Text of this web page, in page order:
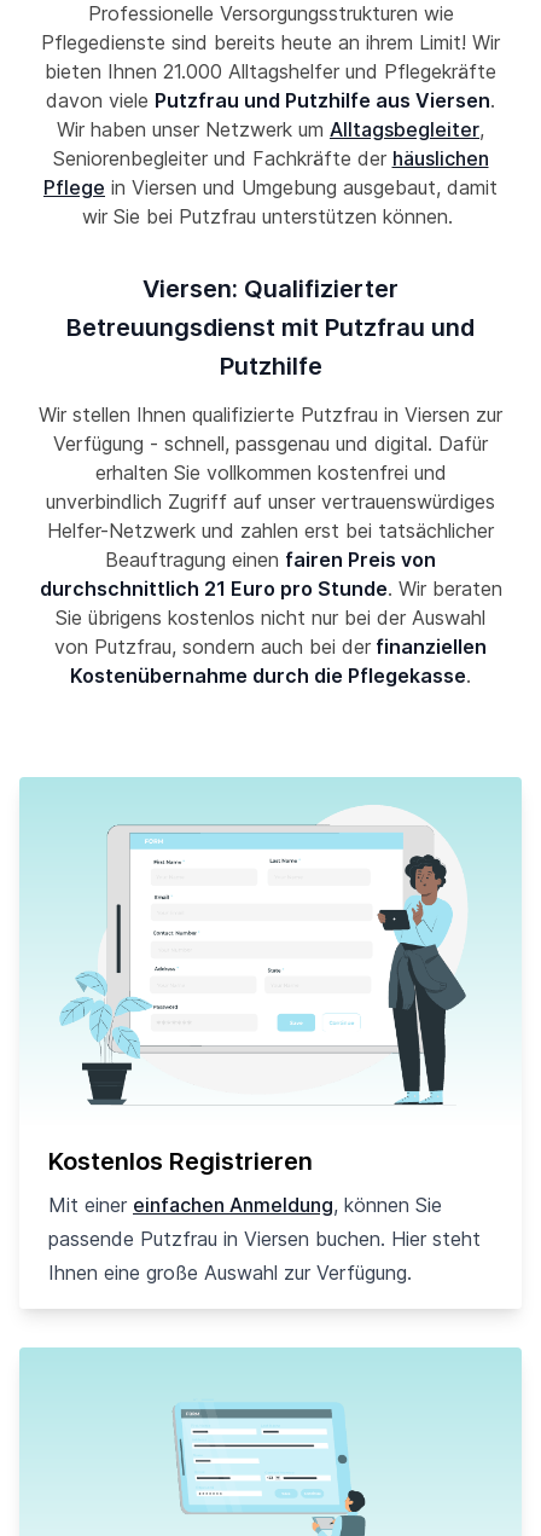
Professionelle Versorgungsstrukturen wie
Pflegedienste sind bereits heute an ihrem Limit! Wir
bieten Ihnen 21.000 Alltagshelfer und Pflegekräfte
davon viele Putzfrau und Putzhilfe aus Viersen.
Wir haben unser Netzwerk um Alltagsbegleiter,
Seniorenbegleiter und Fachkräfte der häuslichen
Pflege in Viersen und Umgebung ausgebaut, damit
wir Sie bei Putzfrau unterstützen können.
Viersen: Qualifizierter
Betreuungsdienst mit Putzfrau und
Putzhilfe
Wir stellen Ihnen qualifizierte Putzfrau in Viersen zur
Verfügung - schnell, passgenau und digital. Dafür
erhalten Sie vollkommen kostenfrei und
unverbindlich Zugriff auf unser vertrauenswürdiges
Helfer-Netzwerk und zahlen erst bei tatsächlicher
Beauftragung einen fairen Preis von
durchschnittlich 21 Euro pro Stunde. Wir beraten
Sie übrigens kostenlos nicht nur bei der Auswahl
von Putzfrau, sondern auch bei der finanziellen
Kostenübernahme durch die Pflegekasse.
Kostenlos Registrieren
Mit einer einfachen Anmeldung, können Sie
passende Putzfrau in Viersen buchen. Hier steht
Ihnen eine große Auswahl zur Verfügung.